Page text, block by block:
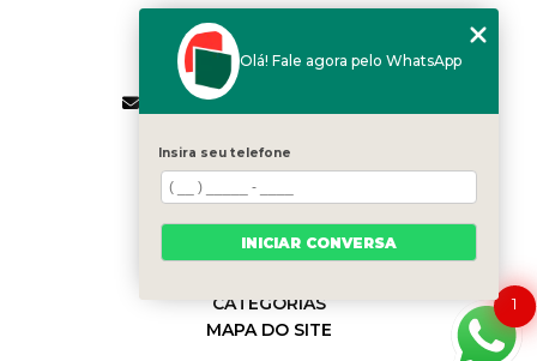
(11) 2564-4684
(11) 94168-2041
contato.vendas@alfilm.com.br
MENU
HOME
QUEM SOMOS
SERVIÇOS
BLOG
CATEGORIAS
MAPA DO SITE
1
Olá! Fale agora pelo WhatsApp
Insira seu telefone
INICIAR CONVERSA